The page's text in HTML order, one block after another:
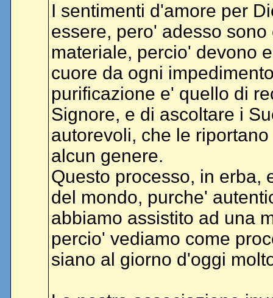
I sentimenti d'amore per
essere, pero' adesso
materiale, percio' devono
cuore da ogni
purificazione e' quello di
Signore, e di ascoltare i
autorevoli, che le
alcun genere.
Questo processo, in erba,
del mondo, purche'
abbiamo assistito ad una
percio' vediamo come
siano al giorno d'oggi